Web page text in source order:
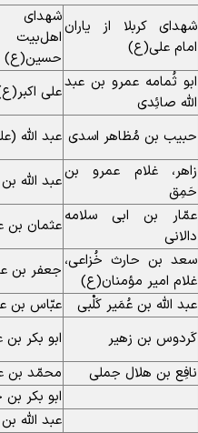
شهدای کربلا از یاران
امام علی(ع)
شهدای
حسین(ع)
ابو ثُمامه عمرو بن عبد
اللّه صائِدى
على
حبیب بن مُظاهر اسدى عبد اللّه
زاهر، غلام عمرو بن
حَمِق
عبد اللّه
عمّار بن ابى سلامه
دالانى
عثمان بن
سعد بن حارث خُزاعى،
غلام امیر مؤمنان(ع)
جعفر بن
عبد اللّه بن عُمَیر کَلْبى
عبّاس بن
کَردوس بن زهیر
ابو بکر بن
نافِع بن هلال جملى
محمّد بن
ابو بکر
عبد اللّه